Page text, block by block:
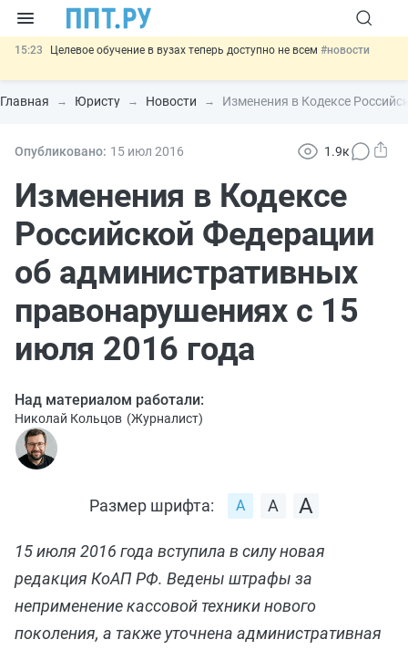
15:23 Целевое обучение в вузах теперь доступно не всем #новости
14:34 НМЦК на топливо: ФАС разъяснила порядок расчёта до конца
2026 года
#новости
12:20 Введут обязательное страхование банковских гарантий по
16:09
Кредиты МСП, пострадавших от терактов, могут
реструктурировать #новости
Главная Юристу Новости Изменения в Кодексе
Опубликовано: 15 июл 2016 1.9к
Изменения в Кодексе
Российской Федерации
об административных
правонарушениях с 15
июля 2016 года
Над материалом работали:
Николай Кольцов (Журналист)
Размер шрифта:
15 июля 2016 года вступила в силу новая
редакция КоАП РФ. Ведены штрафы за
неприменение кассовой техники нового
поколения, а также уточнена административная